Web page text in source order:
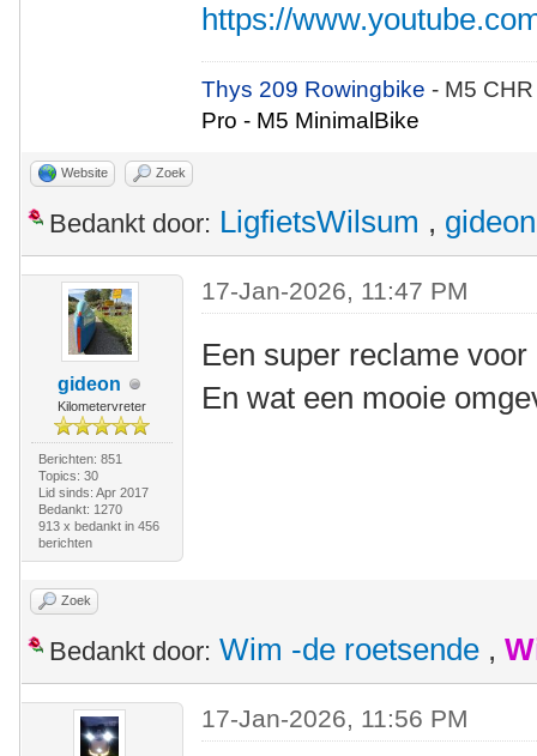
https://
Thys 209 Rowingbike- M5
Pro - M5 MinimalBike
Website Zoek
Bedankt door: LigfietsWilsum , gideon
gideon
Kilometervreter
Berichten: 851
Topics: 30
Lid sinds: Apr 2017
Bedankt: 1270
913 x bedankt in 456
berichten
17-Jan-2026, 11:47 PM
Een super reclame
En wat een mooie
Zoek
Bedankt door: Wim -de roetsende ,
17-Jan-2026, 11:56 PM